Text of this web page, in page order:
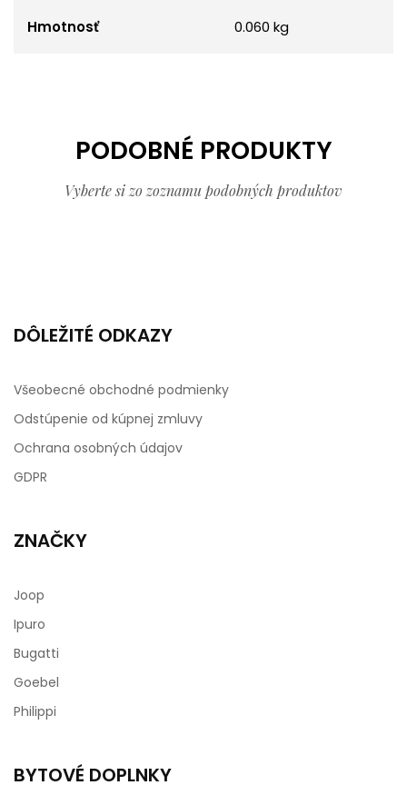
Hmotnosť 0.060 kg
PODOBNÉ PRODUKTY
Vyberte si zo zoznamu podobných produktov
DÔLEŽITÉ ODKAZY
Všeobecné obchodné podmienky
Odstúpenie od kúpnej zmluvy
Ochrana osobných údajov
GDPR
ZNAČKY
Joop
Ipuro
Bugatti
Goebel
Philippi
BYTOVÉ DOPLNKY